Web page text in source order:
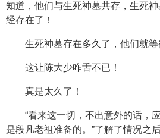
知道，他们与生死神墓共存，生死
经存在了！
生死神墓存在多久了，他们就等
这让陈大少咋舌不已！
真是太久了！
“看来这一切，不出意外的话，
是段凡老祖准备的。”了解了情况之